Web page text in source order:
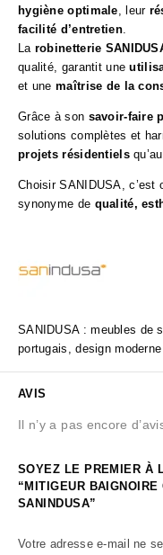
hygiène optimale, leur
facilité d’entretien.
La robinetterie
qualité, garantit une
et unemaîtrise de la
Grâce à son savoir-faire
solutions complètes et
projets résidentiels
Choisir SANIDUSA, c’est
synonyme de qualité,
SANIDUSA : meubles de
portugais, design
AVIS
Il n’y a pas encore
SOYEZ LE PREMIER À
“MITIGEUR BAIGNOIRE
SANINDUSA”
Votre adresse e-mail ne